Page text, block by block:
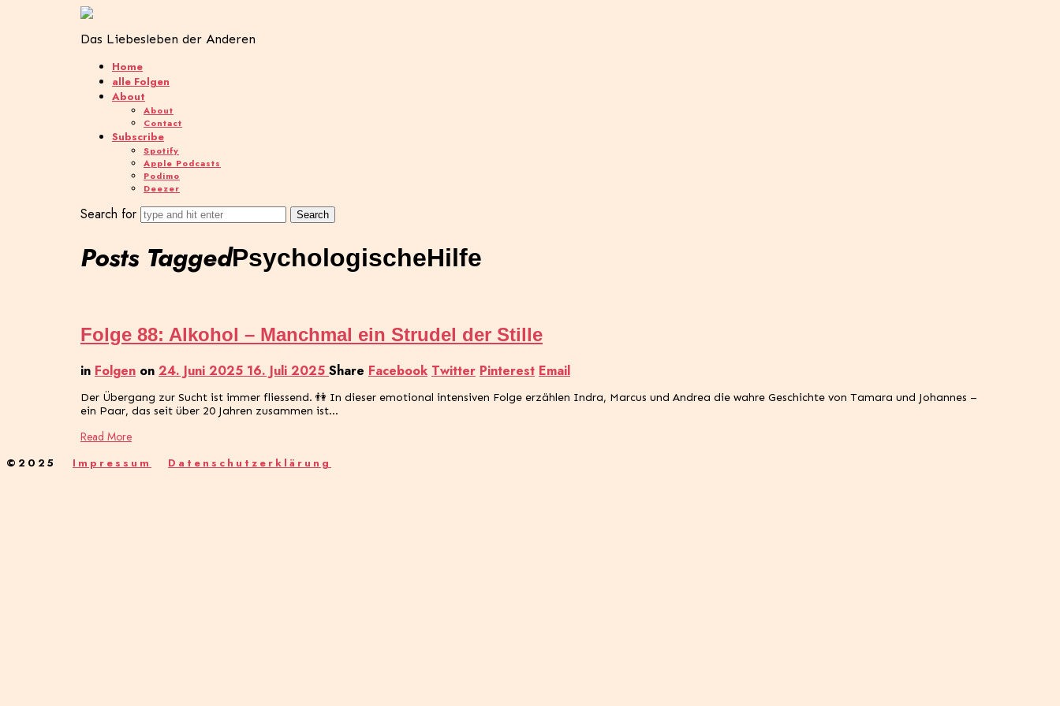
Das Liebesleben der Anderen
Home
alle Folgen
About
About
Contact
Subscribe
Spotify
Apple Podcasts
Podimo
Deezer
Search for
Posts TaggedPsychologischeHilfe
Folge 88: Alkohol – Manchmal ein Strudel der Stille
in Folgen on 24. Juni 2025 16. Juli 2025 Share Facebook Twitter Pinterest Email
Der Übergang zur Sucht ist immer fliessend. 👫 In dieser emotional intensiven Folge erzählen Indra, Marcus und Andrea die wahre Geschichte von Tamara und Johannes –
ein Paar, das seit über 20 Jahren zusammen ist…
Read More
©2025 Impressum Datenschutzerklärung